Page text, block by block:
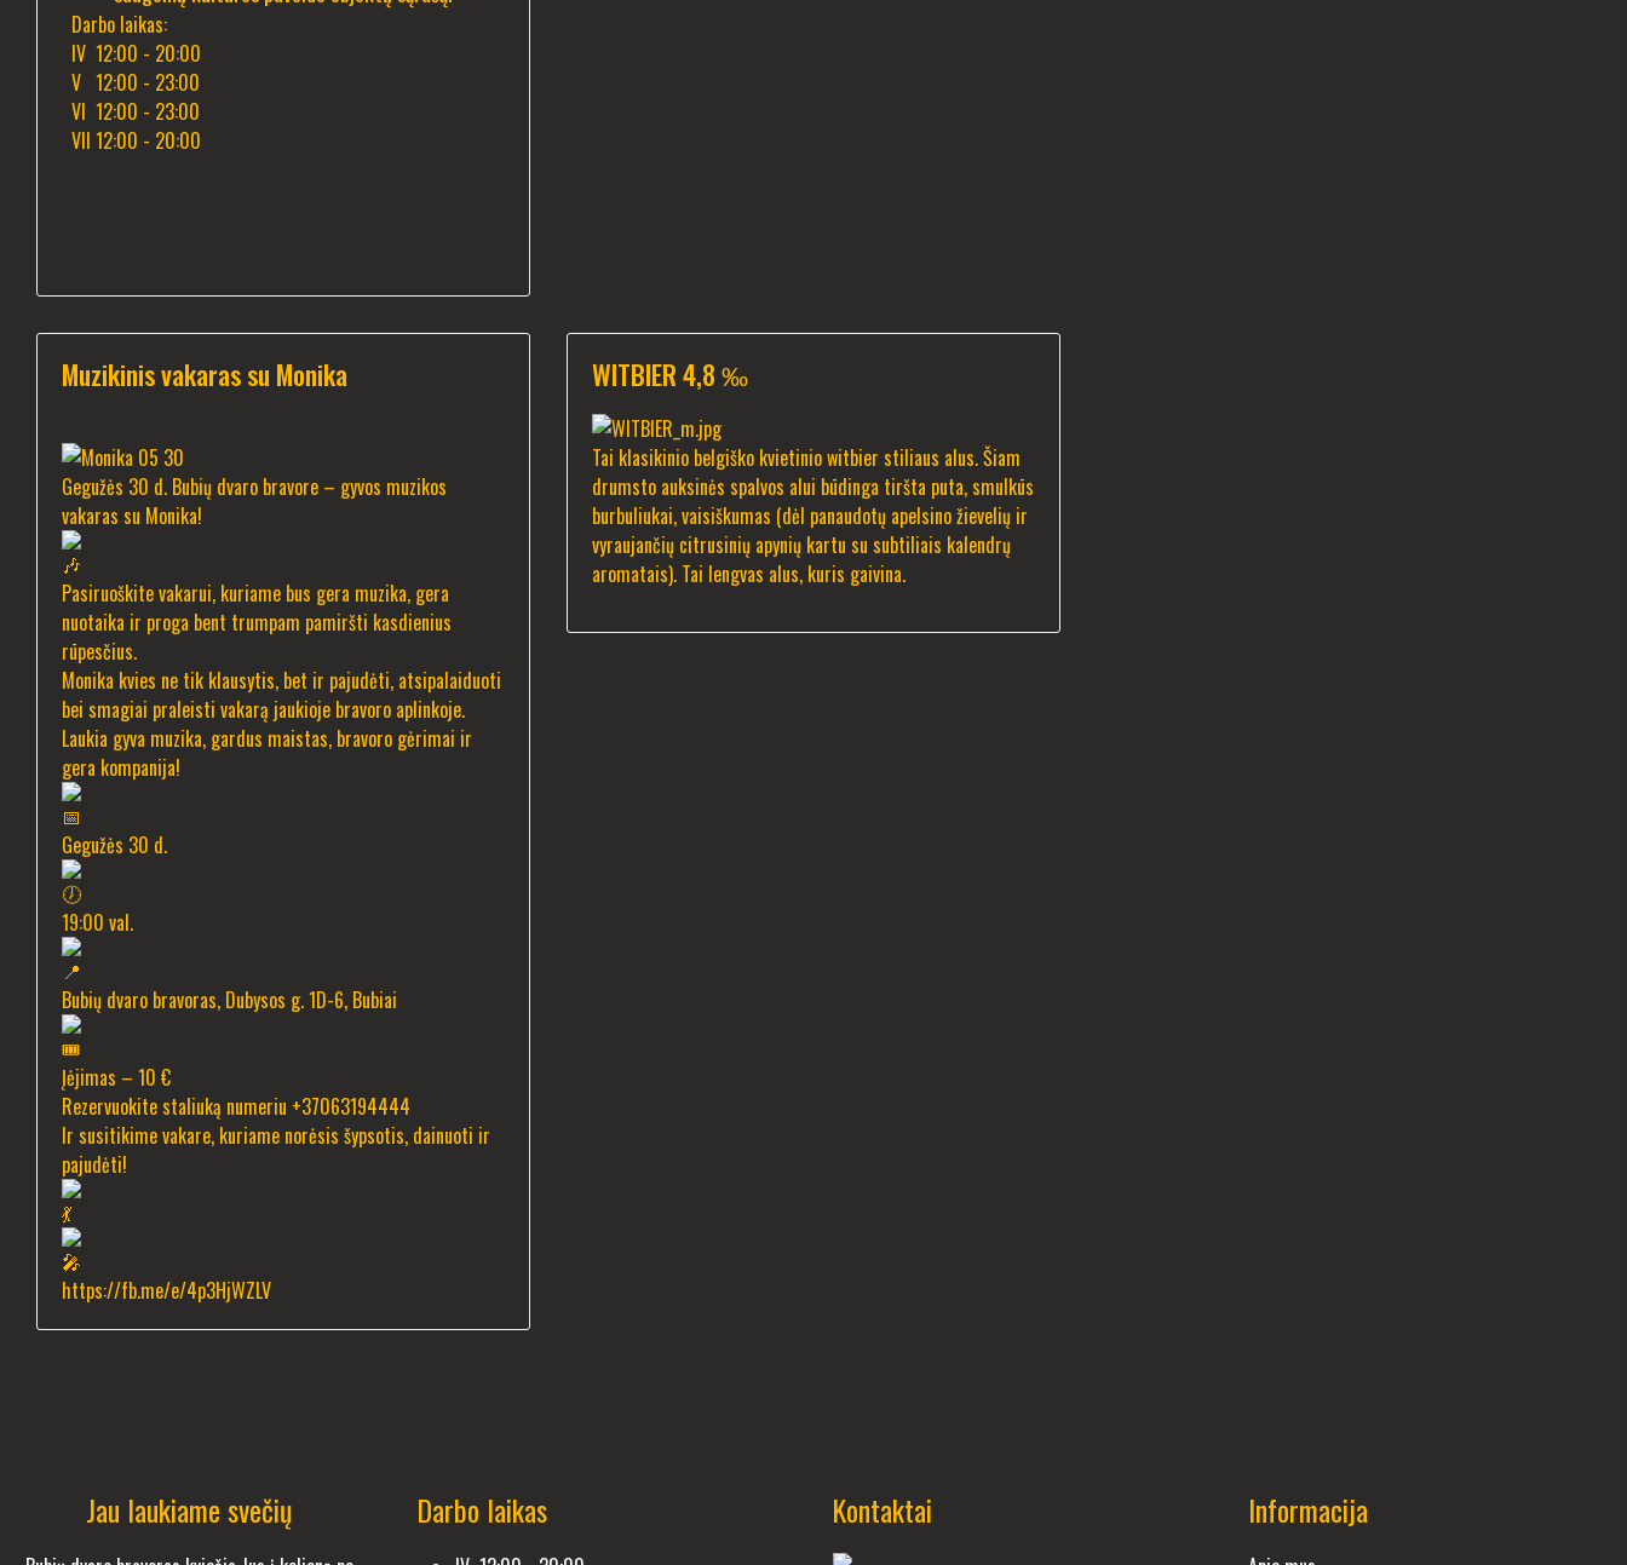
Darbo laikas:
IV 12:00 - 20:00
V 12:00 - 23:00
VI 12:00 - 23:00
VII 12:00 - 20:00
Muzikinis vakaras su Monika
Gegužės 30 d. Bubių dvaro bravore – gyvos muzikos
vakaras su Monika!
Pasiruoškite vakarui, kuriame bus gera muzika, gera
nuotaika ir proga bent trumpam pamiršti kasdienius
rūpesčius.
Monika kvies ne tik klausytis, bet ir pajudėti, atsipalaiduoti
bei smagiai praleisti vakarą jaukioje bravoro aplinkoje.
Laukia gyva muzika, gardus maistas, bravoro gėrimai ir
gera kompanija!
Gegužės 30 d.
19:00 val.
Bubių dvaro bravoras, Dubysos g. 1D-6, Bubiai
Įėjimas – 10 €
Rezervuokite staliuką numeriu +37063194444
Ir susitikime vakare, kuriame norėsis šypsotis, dainuoti ir
pajudėti!
https://fb.me/e/4p3HjWZLV
WITBIER 4,8 ‰
Tai klasikinio belgiško kvietinio witbier stiliaus alus. Šiam
drumsto auksinės spalvos alui būdinga tiršta puta, smulkūs
burbuliukai, vaisiškumas (dėl panaudotų apelsino žievelių ir
vyraujančių citrusinių apynių kartu su subtiliais kalendrų
aromatais). Tai lengvas alus, kuris gaivina.
Jau laukiame svečių Darbo laikas Kontaktai Informacija